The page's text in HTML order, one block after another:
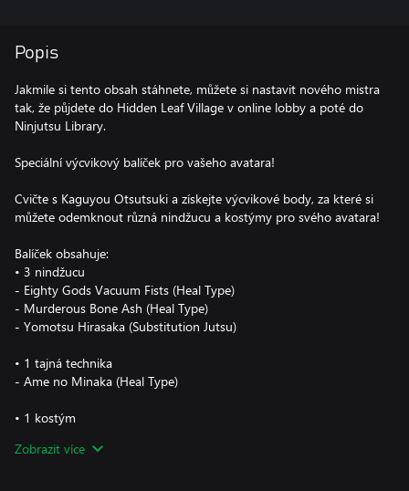
Popis
Jakmile si tento obsah stáhnete, můžete si nastavit nového mistra
tak, že půjdete do Hidden Leaf Village v online lobby a poté do
Ninjutsu Library.
Speciální výcvikový balíček pro vašeho avatara!
Cvičte s Kaguyou Otsutsuki a získejte výcvikové body, za které si
můžete odemknout různá nindžucu a kostýmy pro svého avatara!
Balíček obsahuje:
• 3 nindžucu
- Eighty Gods Vacuum Fists (Heal Type)
- Murderous Bone Ash (Heal Type)
- Yomotsu Hirasaka (Substitution Jutsu)
• 1 tajná technika
- Ame no Minaka (Heal Type)
• 1 kostým
Zobrazit více